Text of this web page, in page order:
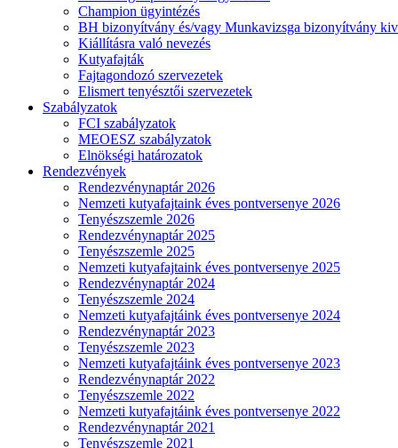
Champion ügyintézés
BH bizonyítvány és/vagy Munkavizsga bizonyítvány
Kiállításra való nevezés
Kutyafajták
Fajtagondozó szervezetek
Elismert tenyésztői szervezetek
Szabályzatok
FCI szabályzatok
MEOESZ szabályzatok
Elnökségi határozatok
Rendezvények
Rendezvénynaptár 2026
Nemzeti kutyafajtaink éves pontversenye 2026
Tenyészszemle 2026
Rendezvénynaptár 2025
Tenyészszemle 2025
Nemzeti kutyafajtaink éves pontversenye 2025
Rendezvénynaptár 2024
Tenyészszemle 2024
Nemzeti kutyafajtáink éves pontversenye 2024
Rendezvénynaptár 2023
Tenyészszemle 2023
Nemzeti kutyafajtáink éves pontversenye 2023
Rendezvénynaptár 2022
Tenyészszemle 2022
Nemzeti kutyafajtáink éves pontversenye 2022
Rendezvénynaptár 2021
Tenyészszemle 2021